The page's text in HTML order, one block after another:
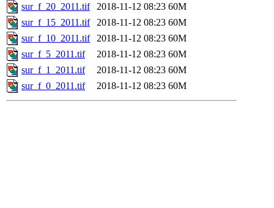
sur_f_20_2011.tif
2018-11-12 08:23 60M
sur_f_15_2011.tif
2018-11-12 08:23 60M
sur_f_10_2011.tif
2018-11-12 08:23 60M
sur_f_5_2011.tif
2018-11-12 08:23 60M
sur_f_1_2011.tif
2018-11-12 08:23 60M
sur_f_0_2011.tif
2018-11-12 08:23 60M